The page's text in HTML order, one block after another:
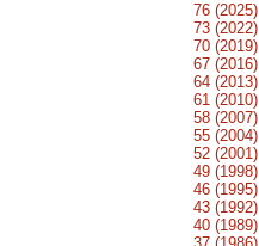
76 (2025)
73 (2022)
70 (2019)
67 (2016)
64 (2013)
61 (2010)
58 (2007)
55 (2004)
52 (2001)
49 (1998)
46 (1995)
43 (1992)
40 (1989)